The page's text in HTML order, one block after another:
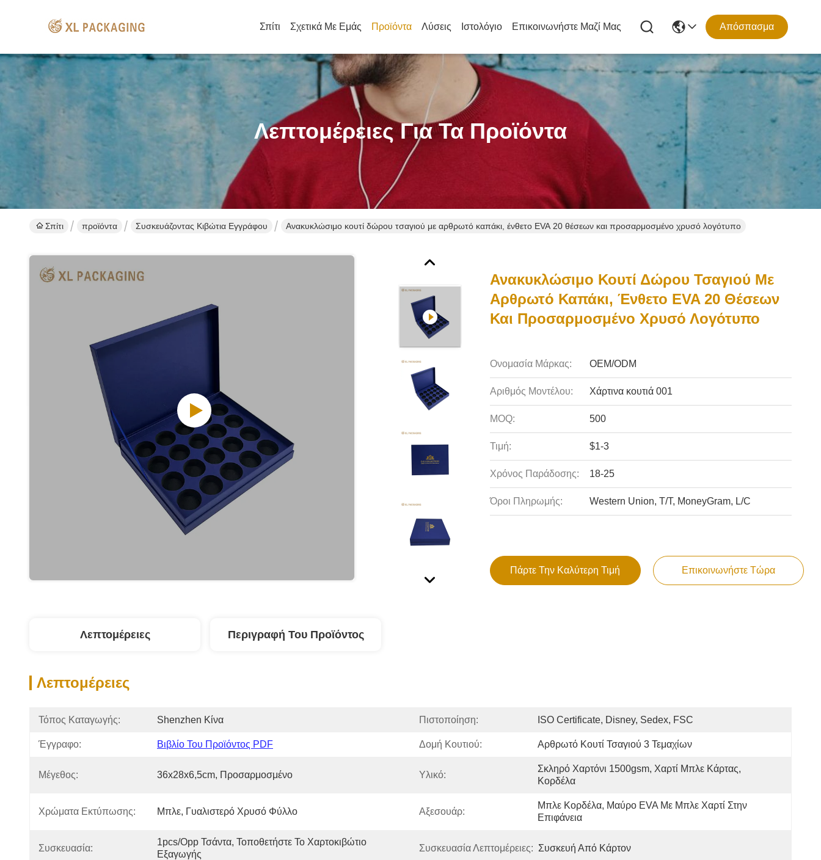
Σπίτι Σχετικά Με Εμάς Προϊόντα Λύσεις Ιστολόγιο Επικοινωνήστε Μαζί Μας Απόσπασμα
Λεπτομέρειες Για Τα Προϊόντα
Σπίτι προϊόντα Συσκευάζοντας Κιβώτια Εγγράφου Ανακυκλώσιμο κουτί δώρου τσαγιού με αρθρωτό καπάκι, ένθετο EVA 20 θέσεων και προσαρμοσμένο χρυσό λογότυπο
Ανακυκλώσιμο Κουτί Δώρου Τσαγιού Με
Αρθρωτό Καπάκι, Ένθετο EVA 20 Θέσεων
Και Προσαρμοσμένο Χρυσό Λογότυπο
Ονομασία Μάρκας: OEM/ODM
Αριθμός Μοντέλου: Χάρτινα κουτιά 001
MOQ: 500
Τιμή: $1-3
Χρόνος Παράδοσης: 18-25
Όροι Πληρωμής: Western Union, T/T, MoneyGram, L/C
Πάρτε Την Καλύτερη Τιμή Επικοινωνήστε Τώρα
Λεπτομέρειες Περιγραφή Του Προϊόντος
Λεπτομέρειες
Τόπος Καταγωγής: Shenzhen Κίνα Πιστοποίηση: ISO Certificate, Disney, Sedex, FSC
Έγγραφο: Βιβλίο Του Προϊόντος PDF Δομή Κουτιού: Αρθρωτό Κουτί Τσαγιού 3 Τεμαχίων
Μέγεθος: 36x28x6,5cm, Προσαρμοσμένο Υλικό:
Σκληρό Χαρτόνι 1500gsm, Χαρτί Μπλε Κάρτας,
Κορδέλα
Χρώματα Εκτύπωσης: Μπλε, Γυαλιστερό Χρυσό Φύλλο Αξεσουάρ:
Μπλε Κορδέλα, Μαύρο EVA Με Μπλε Χαρτί Στην
Επιφάνεια
Συσκευασία:
1pcs/opp Τσάντα, Τοποθετήστε Το Χαρτοκιβώτιο
Εξαγωγής
Συσκευασία Λεπτομέρειες: Συσκευή Από Κάρτον